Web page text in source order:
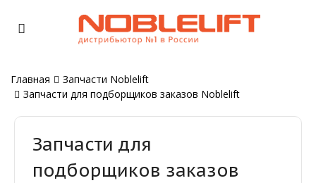
Главная
Запчасти Noblelift
Запчасти для подборщиков заказов Noblelift
Запчасти для
подборщиков заказов